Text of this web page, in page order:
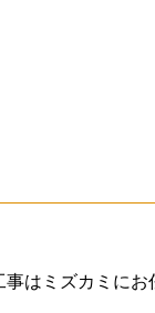
はミズカミにお